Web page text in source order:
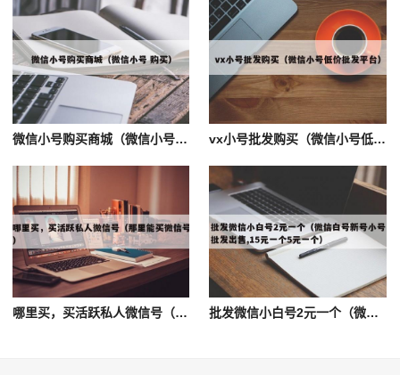
微信小号购买商城（微信小号 购买） vx小号批发购买（微信小号低价批发平台）
哪里买，买活跃私人微信号（那里能买微信号） 批发微信小白号2元一个（微信白号新号小号批发出售,15元一个5元一个）